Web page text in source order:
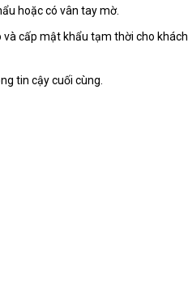
hoặc có vân tay mờ.
cấp mật khẩu tạm thời cho
tin cậy cuối cùng.